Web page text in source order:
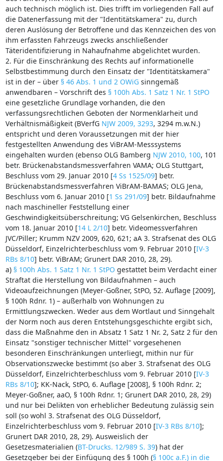
auch technisch möglich ist. Dies trifft im vorliegenden Fall auf
die Datenerfassung mit der "Identitätskamera" zu, durch
deren Auslösung der Betroffene und das Kennzeichen des von
ihm erfassten Fahrzeugs zwecks anschließender
Täteridentifizierung in Nahaufnahme abgelichtet wurden.
2. Für die Einschränkung des Rechts auf informationelle
Selbstbestimmung durch den Einsatz der "Identitätskamera"
ist in der – über § 46 Abs. 1 und 2 OWiGsinngemäß
anwendbaren – Vorschrift des § 100h Abs. 1 Satz 1 Nr. 1 StPO
eine gesetzliche Grundlage vorhanden, die den
verfassungsrechtlichen Geboten der Normenklarheit und
Verhältnismäßigkeit (BVerfG NJW 2009, 3293, 3294 m.w.N.)
entspricht und deren Voraussetzungen mit der hier
festgestellten Anwendung des ViBrAM-Messsystems
eingehalten wurden (ebenso OLG Bamberg NJW 2010, 100, 101
betr. Brückenabstandsmessverfahren VAMA; OLG Stuttgart,
Beschluss vom 29. Januar 2010 [4 Ss 1525/09] betr.
Brückenabstandsmessverfahren ViBrAM-BAMAS; OLG Jena,
Beschluss vom 6. Januar 2010 [1 Ss 291/09] betr. Bildaufnahme
nach maschineller Feststellung einer
Geschwindigkeitsüberschreitung; VG Gelsenkirchen, Beschluss
vom 18. Januar 2010 [14 L 2/10] betr. Videomessverfahren
JVC/Piller; Krumm NZV 2009, 620, 621; aA 3. Strafsenat des OLG
Düsseldorf, Einzelrichterbeschluss vom 9. Februar 2010 [IV-3
RBs 8/10] betr. ViBrAM; Grunert DAR 2010, 28, 29).
a) § 100h Abs. 1 Satz 1 Nr. 1 StPO gestattet beim Verdacht einer
Straftat die Herstellung von Bildaufnahmen – auch
Videoaufzeichnungen (Meyer-Goßner, StPO, 52. Auflage [2009],
§ 100h Rdnr. 1) – außerhalb von Wohnungen zu
Ermittlungszwecken. Weder aus dem Wortlaut und Sinngehalt
der Norm noch aus deren Entstehungsgeschichte ergibt sich,
dass die Maßnahme den in Absatz 1 Satz 1 Nr. 2, Satz 2 für den
Einsatz "sonstiger technischer Mittel" vorgesehenen
besonderen Einschränkungen unterliegt, mithin nur für
Observationszwecke bestimmt (so aber 3. Strafsenat des OLG
Düsseldorf, Einzelrichterbeschluss vom 9. Februar 2010 [IV-3
RBs 8/10]; KK-Nack, StPO, 6. Auflage [2008], § 100h Rdnr. 2;
Meyer-Goßner, aaO, § 100h Rdnr. 1; Grunert DAR 2010, 28, 29)
und nur bei Delikten von erheblicher Bedeutung zulässig sein
soll (so wohl 3. Strafsenat des OLG Düsseldorf,
Einzelrichterbeschluss vom 9. Februar 2010 [IV-3 RBs 8/10];
Grunert DAR 2010, 28, 29). Ausweislich der
Gesetzesmaterialien (BT-Drucks. 12/989 S. 39) hat der
Gesetzgeber bei der Einfügung des § 100h (§ 100c a.F.) in die